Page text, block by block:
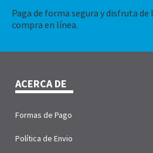
Paga de forma segura y disfruta
compra en línea.
ACERCA DE
Formas de Pago
Política de Envio